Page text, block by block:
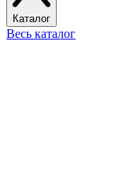
Каталог
Весь каталог